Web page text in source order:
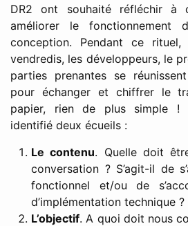
DR2 ont souhaité réfléchir à
améliorer le fonctionnement
conception. Pendant ce
vendredis, les développeurs, le
parties prenantes se
pour échanger et chiffrer le
papier, rien de plus simple !
identifié deux écueils :
Le contenu. Quelle doit
conversation ? S’agit-il de
fonctionnel et/ou de
d’implémentation technique ?
L’objectif. A quoi doit nous